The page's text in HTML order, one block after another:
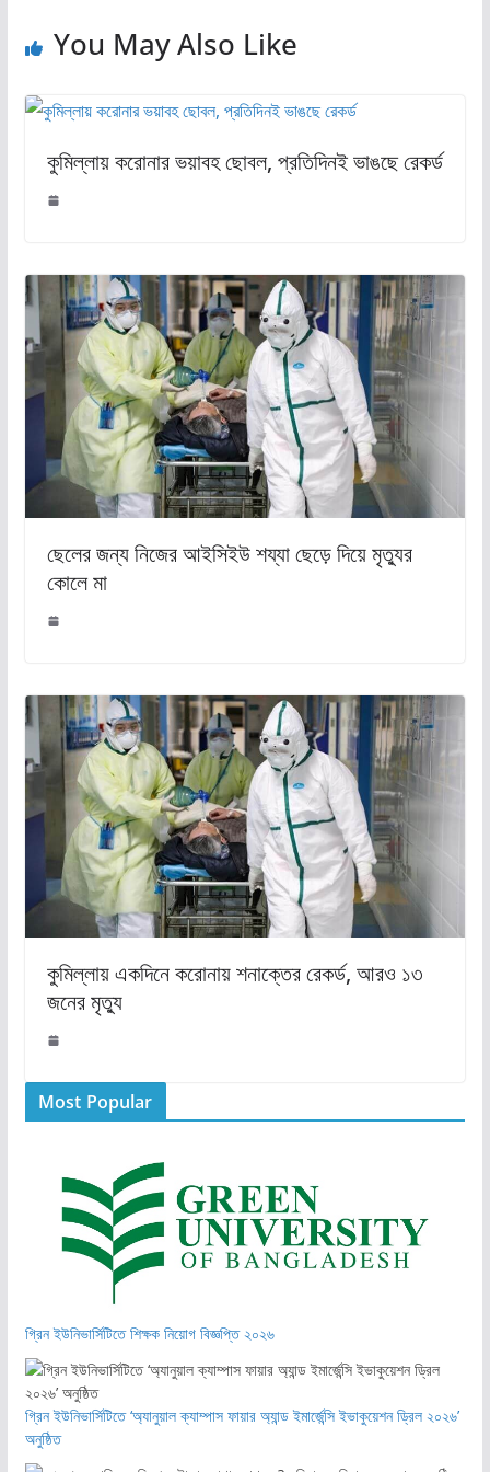
You May Also Like
কুমিল্লায় করোনার ভয়াবহ ছোবল, প্রতিদিনই ভাঙছে রেকর্ড
ছেলের জন্য নিজের আইসিইউ শয্যা ছেড়ে দিয়ে মৃত্যুর
কোলে মা
কুমিল্লায় একদিনে করোনায় শনাক্তের রেকর্ড, আরও ১৩
জনের মৃত্যু
Most Popular
গ্রিন ইউনিভার্সিটিতে শিক্ষক নিয়োগ বিজ্ঞপ্তি ২০২৬
গ্রিন ইউনিভার্সিটিতে ‘অ্যানুয়াল ক্যাম্পাস ফায়ার অ্যান্ড ইমার্জেন্সি ইভাকুয়েশন ড্রিল ২০২৬’
অনুষ্ঠিত